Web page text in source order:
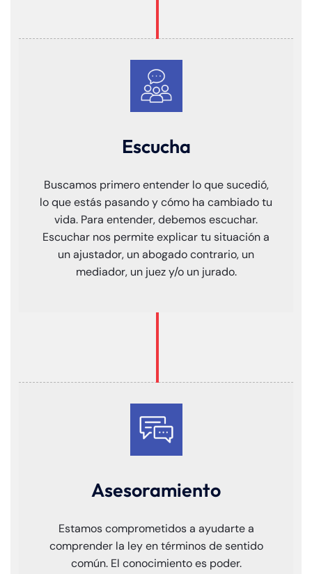
Escucha
Buscamos primero entender lo que sucedió,
lo que estás pasando y cómo ha cambiado tu
vida. Para entender, debemos escuchar.
Escuchar nos permite explicar tu situación a
un ajustador, un abogado contrario, un
mediador, un juez y/o un jurado.
Asesoramiento
Estamos comprometidos a ayudarte a
comprender la ley en términos de sentido
común. El conocimiento es poder.